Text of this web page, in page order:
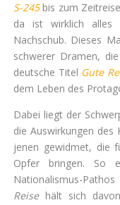
S-245bis zum
da ist wirklich alles
Nachschub. Dieses
schwerer Dramen,
deutsche Titel Gute
dem Leben des
Dabei liegt der
die Auswirkungen des
jenen gewidmet, die
Opfer bringen. So
Nationalismus-
Reisehält sich